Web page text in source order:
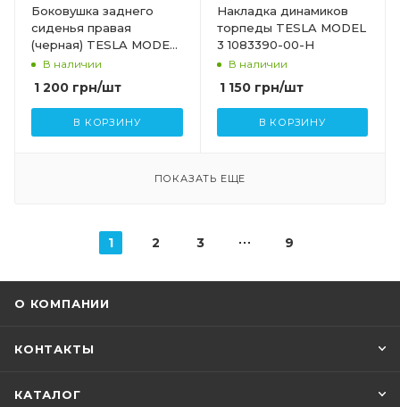
Боковушка заднего
сиденья правая
(черная) TESLA MODEL
3 1096031-01-I 1096031-
В наличии
1 200 грн/шт
В КОРЗИНУ
Накладка динамиков
торпеды TESLA MODEL
3 1083390-00-H
В наличии
1 150грн/шт
В КОРЗИНУ
ПОКАЗАТЬ ЕЩЕ
1 2 3 9
О КОМПАНИИ
КОНТАКТЫ
КАТАЛОГ